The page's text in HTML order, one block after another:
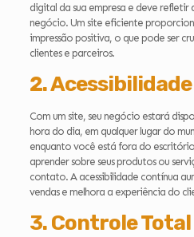
digital da sua empresa e deve refletir
negócio. Um site eficiente
impressão positiva, o que pode ser
clientes e parceiros.
2.
Com um site, seu negócio estará
hora do dia, em qualquer lugar do
enquanto você está fora do
aprender sobre seus produtos ou
contato. A acessibilidade contínua
vendas e melhora a experiência do
3. Controle